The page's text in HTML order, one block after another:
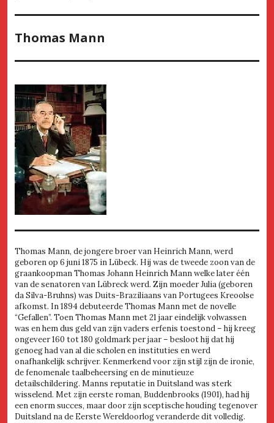
Thomas Mann
Thomas Mann, de jongere broer van Heinrich Mann, werd
geboren op 6 juni 1875 in Lübeck. Hij was de tweede zoon van de
graankoopman Thomas Johann Heinrich Mann welke later één
van de senatoren van Lübreck werd. Zijn moeder Julia (geboren
da Silva-Bruhns) was Duits-Braziliaans van Portugees Kreoolse
afkomst. In 1894 debuteerde Thomas Mann met de novelle
“Gefallen”. Toen Thomas Mann met 21 jaar eindelijk volwassen
was en hem dus geld van zijn vaders erfenis toestond – hij kreeg
ongeveer 160 tot 180 goldmark per jaar – besloot hij dat hij
genoeg had van al die scholen en instituties en werd
onafhankelijk schrijver. Kenmerkend voor zijn stijl zijn de ironie,
de fenomenale taalbeheersing en de minutieuze
detailschildering. Manns reputatie in Duitsland was sterk
wisselend. Met zijn eerste roman, Buddenbrooks (1901), had hij
een enorm succes, maar door zijn sceptische houding tegenover
Duitsland na de Eerste Wereldoorlog veranderde dit volledig.